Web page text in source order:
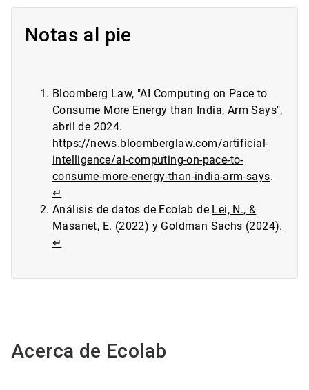
Notas al pie
Bloomberg Law, "AI Computing on Pace to
Consume More Energy than India, Arm Says",
abril de 2024.
https://news.bloomberglaw.com/artificial-
intelligence/ai-computing-on-pace-to-
consume-more-energy-than-india-arm-says.
↵
Análisis de datos de Ecolab de Lei, N., &
Masanet, E. (2022) y Goldman Sachs (2024).
↵
Acerca de Ecolab